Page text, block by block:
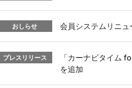
おしらせ 会員システムリニ
プレスリリース
「カーナビタイム
を追加